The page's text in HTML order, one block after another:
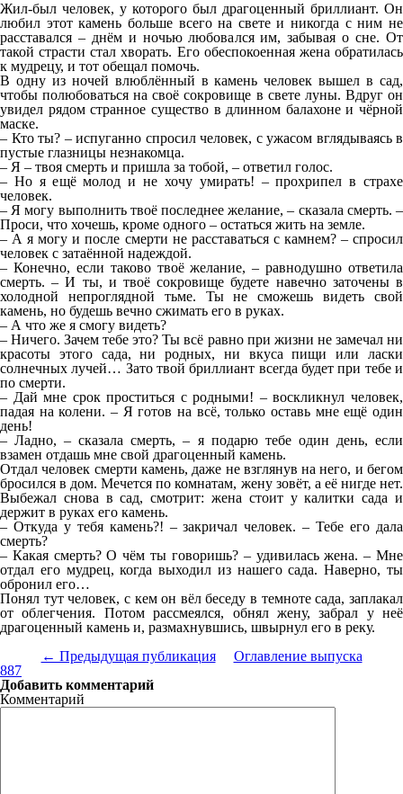
Жил-был человек, у которого был драгоценный бриллиант. Он
любил этот камень больше всего на свете и никогда с ним не
расставался – днём и ночью любовался им, забывая о сне. От
такой страсти стал хворать. Его обеспокоенная жена обратилась
к мудрецу, и тот обещал помочь.
В одну из ночей влюблённый в камень человек вышел в сад,
чтобы полюбоваться на своё сокровище в свете луны. Вдруг он
увидел рядом странное существо в длинном балахоне и чёрной
маске.
– Кто ты? – испуганно спросил человек, с ужасом вглядываясь в
пустые глазницы незнакомца.
– Я – твоя смерть и пришла за тобой, – ответил голос.
– Но я ещё молод и не хочу умирать! – прохрипел в страхе
человек.
– Я могу выполнить твоё последнее желание, – сказала смерть. –
Проси, что хочешь, кроме одного – остаться жить на земле.
– А я могу и после смерти не расставаться с камнем? – спросил
человек с затаённой надеждой.
– Конечно, если таково твоё желание, – равнодушно ответила
смерть. – И ты, и твоё сокровище будете навечно заточены в
холодной непроглядной тьме. Ты не сможешь видеть свой
камень, но будешь вечно сжимать его в руках.
– А что же я смогу видеть?
– Ничего. Зачем тебе это? Ты всё равно при жизни не замечал ни
красоты этого сада, ни родных, ни вкуса пищи или ласки
солнечных лучей… Зато твой бриллиант всегда будет при тебе и
по смерти.
– Дай мне срок проститься с родными! – воскликнул человек,
падая на колени. – Я готов на всё, только оставь мне ещё один
день!
– Ладно, – сказала смерть, – я подарю тебе один день, если
взамен отдашь мне свой драгоценный камень.
Отдал человек смерти камень, даже не взглянув на него, и бегом
бросился в дом. Мечется по комнатам, жену зовёт, а её нигде нет.
Выбежал снова в сад, смотрит: жена стоит у калитки сада и
держит в руках его камень.
– Откуда у тебя камень?! – закричал человек. – Тебе его дала
смерть?
– Какая смерть? О чём ты говоришь? – удивилась жена. – Мне
отдал его мудрец, когда выходил из нашего сада. Наверно, ты
обронил его…
Понял тут человек, с кем он вёл беседу в темноте сада, заплакал
от облегчения. Потом рассмеялся, обнял жену, забрал у неё
драгоценный камень и, размахнувшись, швырнул его в реку.
← Предыдущая публикация
Оглавление выпуска
887
Добавить комментарий
Комментарий